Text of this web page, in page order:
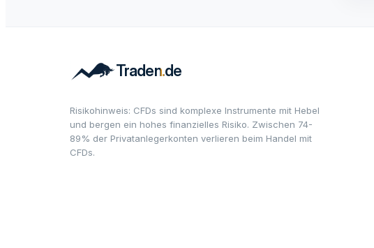
Risikohinweis: CFDs sind komplexe Instrumente mit Hebel
und bergen ein hohes finanzielles Risiko. Zwischen 74-
89% der Privatanlegerkonten verlieren beim Handel mit
CFDs.